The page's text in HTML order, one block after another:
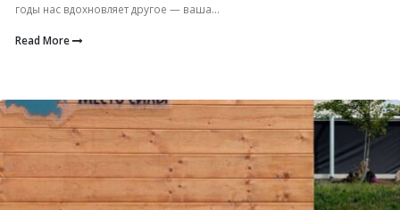
годы нас вдохновляет другое — ваша...
Read More